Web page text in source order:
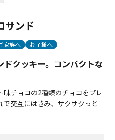
サンド
家族へ お子様へ
クッキー。コンパクトな
味チョコの2種類のチョコをプレ
交互にはさみ、サクサクっと